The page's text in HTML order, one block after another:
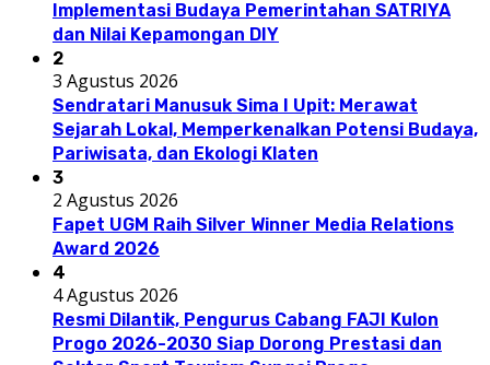
Implementasi Budaya Pemerintahan SATRIYA
dan Nilai Kepamongan DIY
2
3 Agustus 2026
Sendratari Manusuk Sima I Upit: Merawat
Sejarah Lokal, Memperkenalkan Potensi Budaya,
Pariwisata, dan Ekologi Klaten
3
2 Agustus 2026
Fapet UGM Raih Silver Winner Media Relations
Award 2026
4
4 Agustus 2026
Resmi Dilantik, Pengurus Cabang FAJI Kulon
Progo 2026-2030 Siap Dorong Prestasi dan